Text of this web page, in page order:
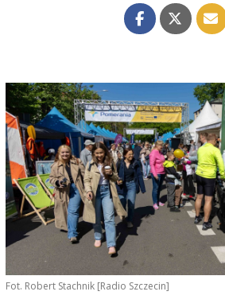
Fot. Robert Stachnik [Radio Szczecin]